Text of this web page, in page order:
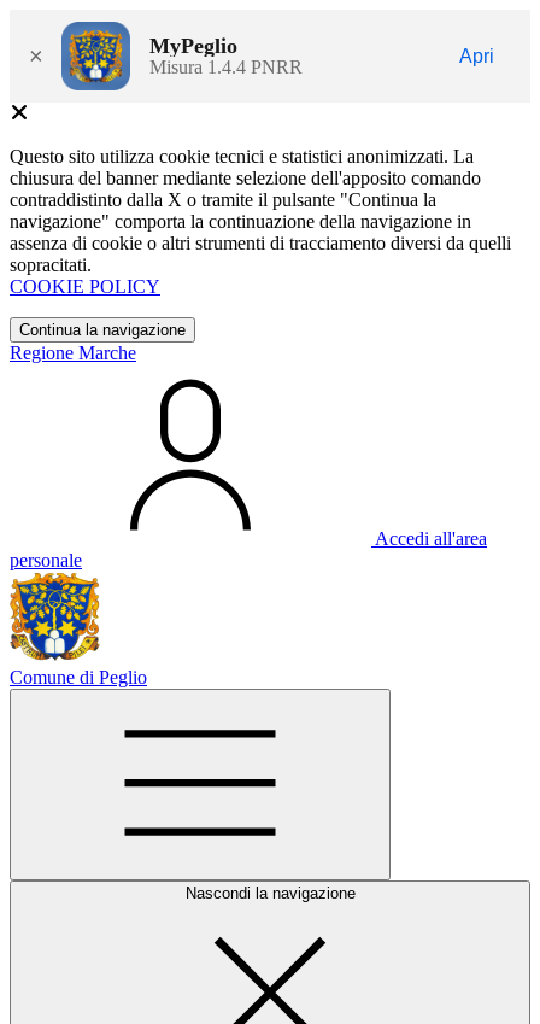
× MyPeglio
Misura 1.4.4 PNRR
Apri
Questo sito utilizza cookie tecnici e statistici anonimizzati. La
chiusura del banner mediante selezione dell'apposito comando
contraddistinto dalla X o tramite il pulsante "Continua la
navigazione" comporta la continuazione della navigazione in
assenza di cookie o altri strumenti di tracciamento diversi da quelli
sopracitati.
COOKIE POLICY
Continua la navigazione
Regione Marche
Accedi all'area
personale
Comune di Peglio
Nascondi la navigazione